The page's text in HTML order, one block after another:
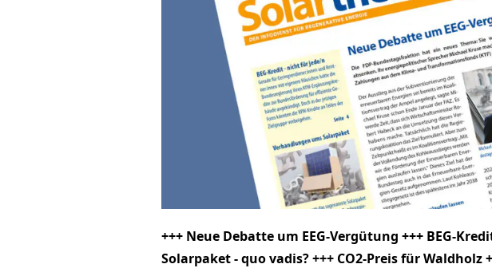
+++ Neue Debatte um EEG-Vergütung +++ BEG-
Solarpaket - quo vadis? +++ CO2-Preis für Waldholz